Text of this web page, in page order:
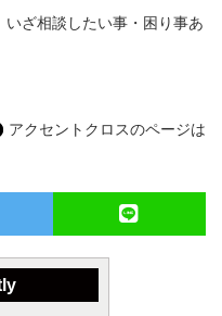
ざ相談したい事・困り事あ
アクセントクロスのページは